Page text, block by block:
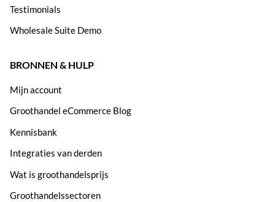
Testimonials
Wholesale Suite Demo
BRONNEN & HULP
Mijn account
Groothandel eCommerce Blog
Kennisbank
Integraties van derden
Wat is groothandelsprijs
Groothandelssectoren